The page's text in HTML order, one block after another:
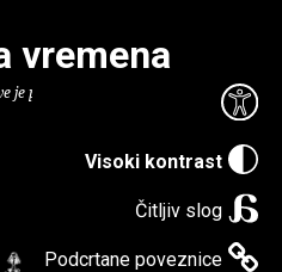
Visoki kontrast
Čitljiv slog
Podcrtane poveznice
vremena
je puno knjiga.